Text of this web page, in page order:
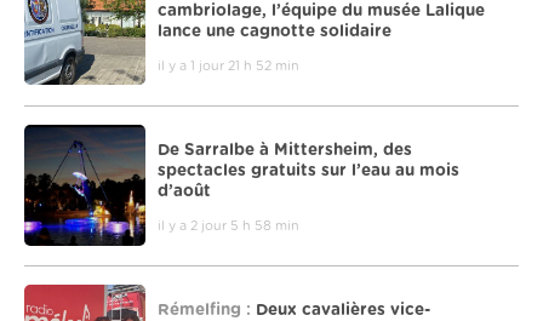
cambriolage, l’équipe du musée Lalique
lance une cagnotte solidaire
il y a 1 jour 21 h 52 min
De Sarralbe à Mittersheim, des
spectacles gratuits sur l’eau au mois
d’août
il y a 2 jour 5 h 58 min
Rémelfing : Deux cavalières vice-